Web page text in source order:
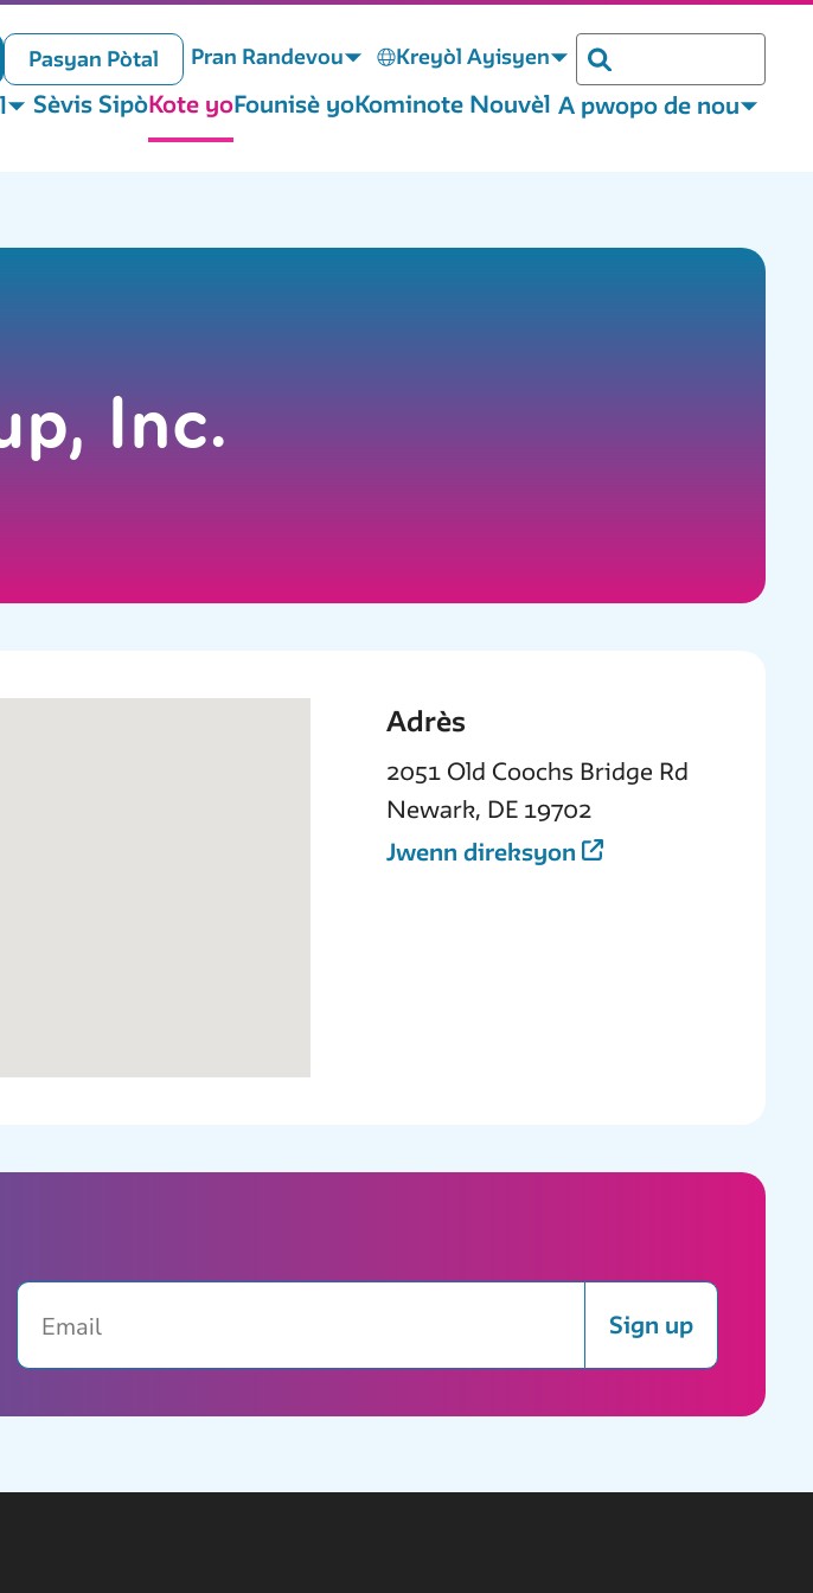
Pasyan Pòtal Pran Randevou Kreyòl Ayisyen
Rechèch
Sèvis SipòKote yoFounisè yoKominote Nouvèl A pwopo de nou
Inc.
Adrès
2051 Old Coochs Bridge Rd
Newark, DE 19702
Jwenn direksyon
Email
Sign up